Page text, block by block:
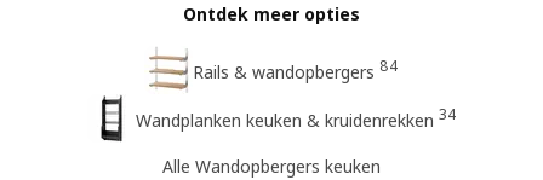
Ontdek meer opties
Rails & wandopbergers 84
Wandplanken keuken & kruidenrekken 34
Alle Wandopbergers keuken